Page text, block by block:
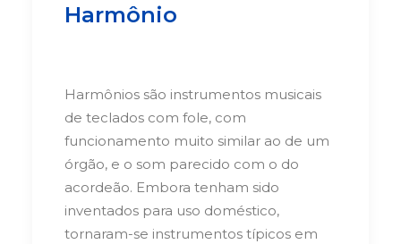
Harmônio
Harmônios são instrumentos musicais
de teclados com fole, com
funcionamento muito similar ao de um
órgão, e o som parecido com o do
acordeão. Embora tenham sido
inventados para uso doméstico,
tornaram-se instrumentos típicos em